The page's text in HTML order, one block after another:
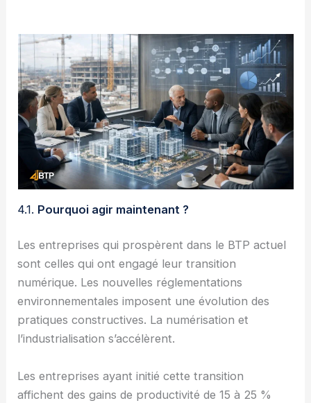
4.1. Pourquoi agir maintenant ?
Les entreprises qui prospèrent dans le BTP actuel
sont celles qui ont engagé leur transition
numérique. Les nouvelles réglementations
environnementales imposent une évolution des
pratiques constructives. La numérisation et
l’industrialisation s’accélèrent.
Les entreprises ayant initié cette transition
affichent des gains de productivité de 15 à 25 %